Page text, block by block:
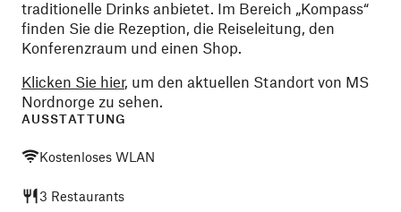
traditionelle Drinks anbietet. Im Bereich „Kompass“
finden Sie die Rezeption, die Reiseleitung, den
Konferenzraum und einen Shop.
Klicken Sie hier, um den aktuellen Standort von MS
Nordnorge zu sehen.
AUSSTATTUNG
Kostenloses WLAN
3 Restaurants